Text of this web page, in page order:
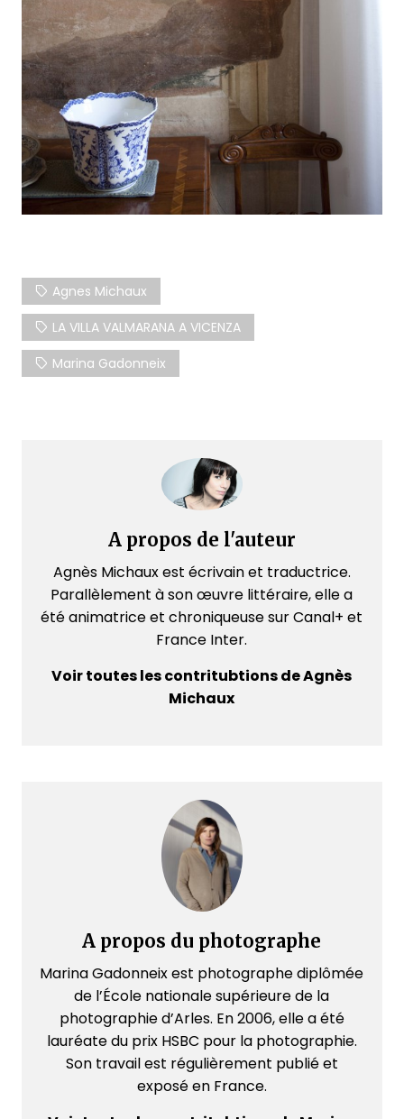
Agnes Michaux
LA VILLA VALMARANA A VICENZA
Marina Gadonneix
A propos de l'auteur
Agnès Michaux est écrivain et traductrice.
Parallèlement à son œuvre littéraire, elle a
été animatrice et chroniqueuse sur Canal+ et
France Inter.
Voir toutes les contritubtions de Agnès
Michaux
A propos du photographe
Marina Gadonneix est photographe diplômée
de l’École nationale supérieure de la
photographie d’Arles. En 2006, elle a été
lauréate du prix HSBC pour la photographie.
Son travail est régulièrement publié et
exposé en France.